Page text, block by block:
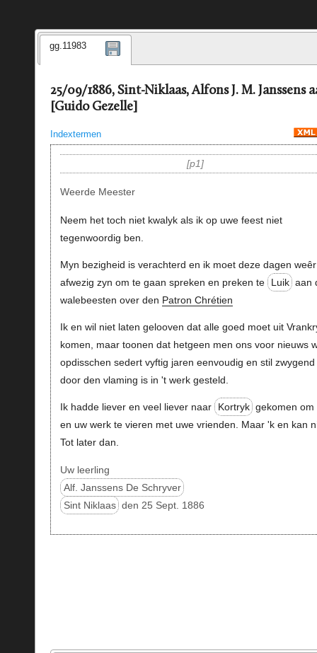
gg.11983
25/09/1886, Sint-Niklaas, Alfons J. M. Janssens
[Guido Gezelle]
Indextermen
p1
Weerde Meester
Neem het toch niet kwalyk als ik op uwe feest niet
tegenwoordig ben.
Myn bezigheid is verachterd en ik moet deze dagen weêr
afwezig zyn om te gaan spreken en preken te
Luik aan
walebeesten over den Patron Chrétien
Ik en wil niet laten gelooven dat alle goed moet uit
komen, maar toonen dat hetgeen men ons voor nieuws
opdisschen sedert vyftig jaren eenvoudig en stil zwygend
door den vlaming is in 't werk gesteld.
Ik hadde liever en veel liever naar Kortryk gekomen om
en uw werk te vieren met uwe vrienden. Maar 'k en kan
Tot later dan.
Uw leerling
Alf. Janssens De Schryver
Sint Niklaas den 25 Sept. 1886